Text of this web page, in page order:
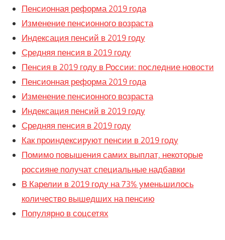
Пенсионная реформа 2019 года
Изменение пенсионного возраста
Индексация пенсий в 2019 году
Средняя пенсия в 2019 году
Пенсия в 2019 году в России: последние новости
Пенсионная реформа 2019 года
Изменение пенсионного возраста
Индексация пенсий в 2019 году
Средняя пенсия в 2019 году
Как проиндексируют пенсии в 2019 году
Помимо повышения самих выплат, некоторые
россияне получат специальные надбавки
В Карелии в 2019 году на 73% уменьшилось
количество вышедших на пенсию
Популярно в соцсетях